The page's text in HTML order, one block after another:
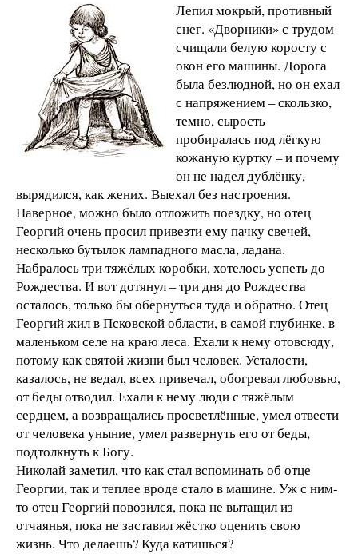
Лепил мокрый, противный
снег. «Дворники» с трудом
счищали белую коросту с
окон его машины. Дорога
была безлюдной, но он ехал
с напряжением – скользко,
темно, сырость
пробиралась под лёгкую
кожаную куртку – и почему
он не надел дублёнку,
вырядился, как жених. Выехал без настроения.
Наверное, можно было отложить поездку, но отец
Георгий очень просил привезти ему пачку свечей,
несколько бутылок лампадного масла, ладана.
Набралось три тяжёлых коробки, хотелось успеть до
Рождества. И вот дотянул – три дня до Рождества
осталось, только бы обернуться туда и обратно. Отец
Георгий жил в Псковской области, в самой глубинке, в
маленьком селе на краю леса. Ехали к нему отовсюду,
потому как святой жизни был человек. Усталости,
казалось, не ведал, всех привечал, обогревал любовью,
от беды отводил. Ехали к нему люди с тяжёлым
сердцем, а возвращались просветлённые, умел отвести
от человека уныние, умел развернуть его от беды,
подтолкнуть к Богу.
Николай заметил, что как стал вспоминать об отце
Георгии, так и теплее вроде стало в машине. Уж с ним-
то отец Георгий повозился, пока не вытащил из
отчаянья, пока не заставил жёстко оценить свою
жизнь. Что делаешь? Куда катишься?